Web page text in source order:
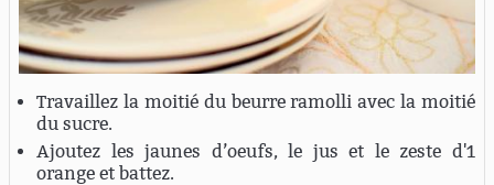
Travaillez la moitié du beurre ramolli avec la moitié
du sucre.
Ajoutez les jaunes d’oeufs, le jus et le zeste d'1
orange et battez.